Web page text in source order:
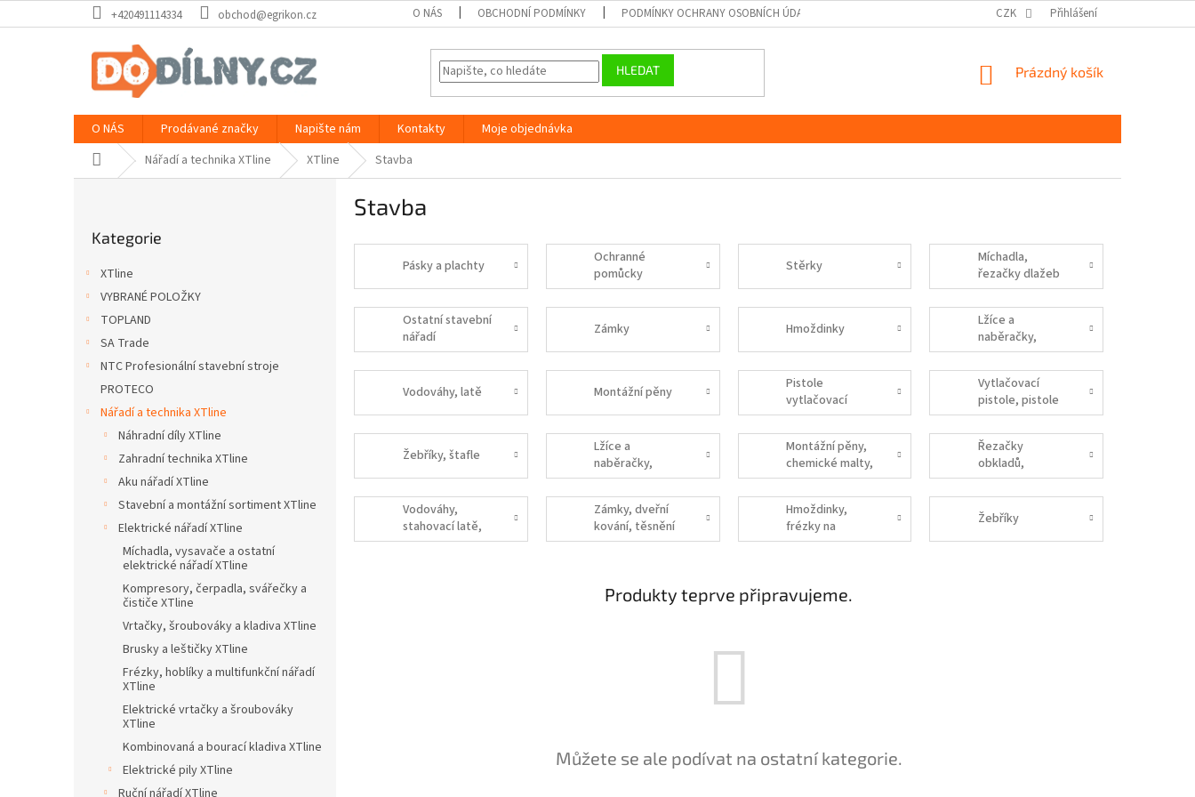
na
+420491114334 obchod@egrikon.cz O NÁS OBCHODNÍ PODMÍNKY PODMÍNKY OCHRANY OSOBNÍCH ÚDAJŮ GDPR CZK Přihlášení
HLEDAT
NÁKUPNÍ
Prázdný košík
O NÁS Prodávané značky Napište nám Kontakty
Moje objednávka
Domů Nářadí a technika XTline XTline Stavba
kategorie
Kategorie
XTline
VYBRANÉ POLOŽKY
TOPLAND
SA Trade
NTC Profesionální stavební stroje
PROTECO
Nářadí a technika XTline
Náhradní díly XTline
Zahradní technika XTline
Aku nářadí XTline
Stavební a montážní sortiment XTline
Elektrické nářadí XTline
Míchadla, vysavače a ostatní
elektrické nářadí XTline
Kompresory, čerpadla, svářečky a
čističe XTline
Vrtačky, šroubováky a kladiva XTline
Brusky a leštičky XTline
Frézky, hoblíky a multifunkční nářadí
XTline
Elektrické vrtačky a šroubováky
XTline
Kombinovaná a bourací kladiva XTline
Elektrické pily XTline
Ruční nářadí XTline
Stavba
Pásky a plachty
Ochranné
pomůcky
Stěrky
Míchadla,
řezačky dlažeb
a obkladů
Ostatní stavební
nářadí
Zámky Hmoždinky
Lžíce a
naběračky,
hladítka,
škrabáky
Vodováhy, latě
Montážní pěny
Pistole
vytlačovací
Vytlačovací
pistole, pistole
na tmel, PU
pěny
Žebříky, štafle
Lžíce a
naběračky,
hladítka,
škrabáky, stěrky
Montážní pěny,
chemické malty,
silikony
Řezačky
obkladů,
přísavky, kleště,
čističe spár
Vodováhy,
stahovací latě,
lasery
Zámky, dveřní
kování, těsnění
Hmoždinky,
frézky na
polystyren
Žebříky
Produkty teprve připravujeme.
Můžete se ale podívat na ostatní kategorie.